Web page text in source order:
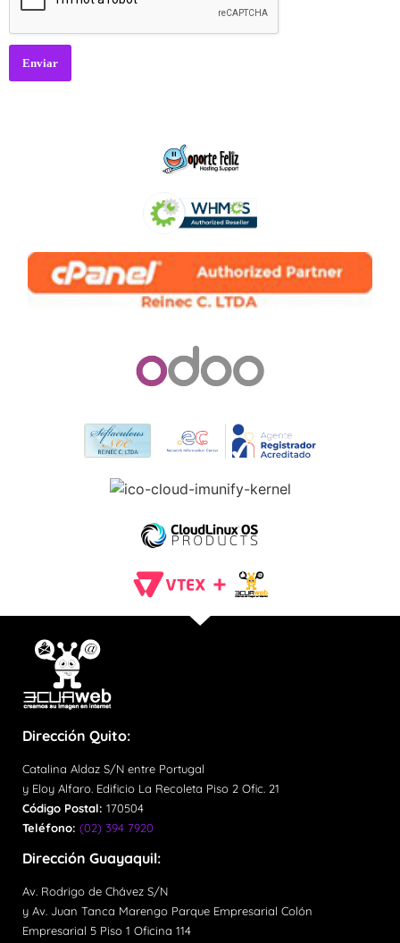
Enviar
Dirección Quito:
Catalina Aldaz S/N entre Portugal
y Eloy Alfaro. Edificio La Recoleta Piso 2 Ofic. 21
Código Postal: 170504
Teléfono: (02) 394 7920
Dirección Guayaquil:
Av. Rodrigo de Chávez S/N
y Av. Juan Tanca Marengo Parque Empresarial Colón
Empresarial 5 Piso 1 Oficina 114